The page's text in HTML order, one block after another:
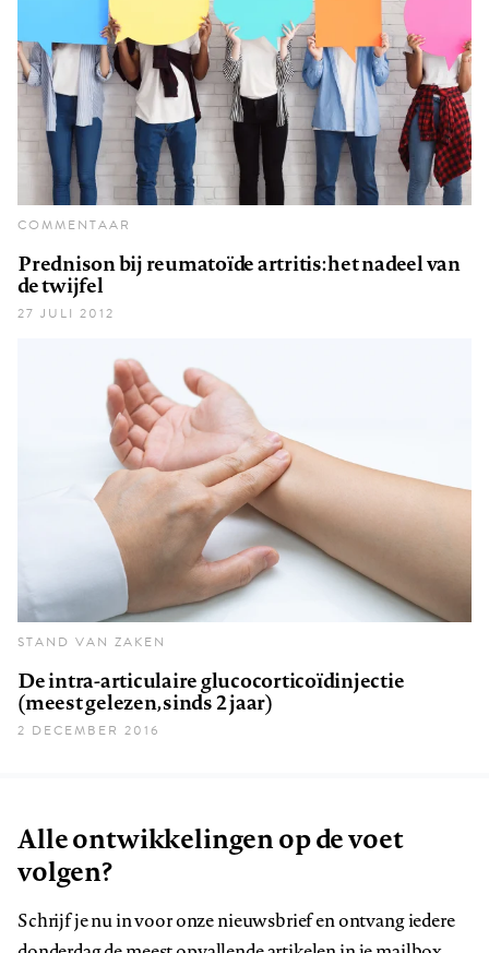
COMMENTAAR
Prednison bij reumatoïde artritis: het nadeel van
de twijfel
27 JULI 2012
STAND VAN ZAKEN
De intra-articulaire glucocorticoïdinjectie
(meest gelezen, sinds 2 jaar)
2 DECEMBER 2016
Alle ontwikkelingen op de voet
volgen?
Schrijf je nu in voor onze nieuwsbrief en ontvang iedere